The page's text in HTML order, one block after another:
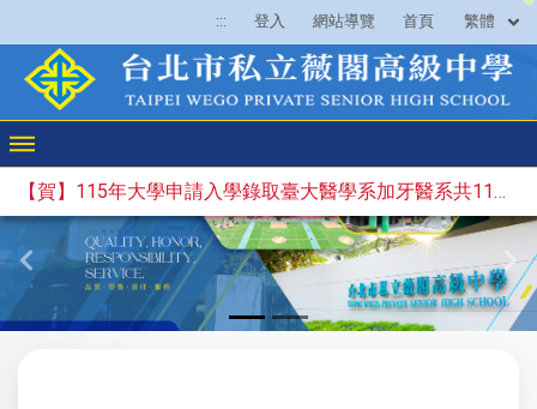
::: 登入 網站導覽 首頁 繁體
【賀】115年大學申請入學錄取臺大醫學系加牙醫系共11人林○虔、陳○煇、曾○謙、方○璇、戴○、傅○諺、何○維、徐○中、詹○靖、黃○瑄、高○宸(繁星推薦)。
Previous